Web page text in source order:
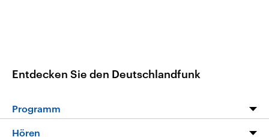
Entdecken Sie den Deutschlandfunk
Programm
Programm
Hören